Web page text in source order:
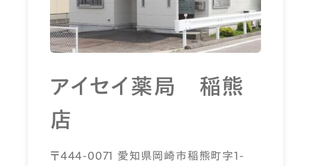
アイセイ薬局 稲熊
店
〒444-0071 愛知県岡崎市稲熊町字1-